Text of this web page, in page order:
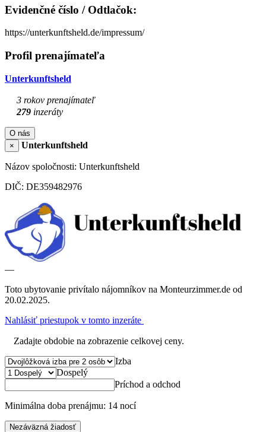
Evidenčné číslo / Odtlačok:
https://unterkunftsheld.de/impressum/
Profil prenajímateľa
Unterkunftsheld
3 rokov prenajímateľ
279 inzeráty
O nás
×
Unterkunftsheld
Názov spoločnosti: Unterkunftsheld
DIČ: DE359482976
—
Toto ubytovanie privítalo nájomníkov na Monteurzimmer.de od
20.02.2025.
Nahlásiť priestupok v tomto inzeráte
Zadajte obdobie na zobrazenie celkovej ceny.
Izba
Dospelý
Príchod a odchod
Minimálna doba prenájmu: 14 nocí
Nezáväzná žiadosť